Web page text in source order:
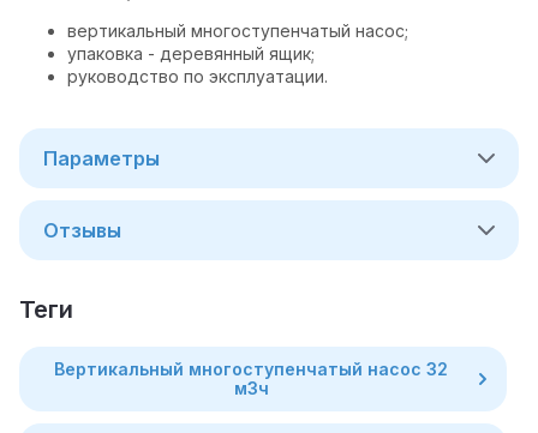
вертикальный многоступенчатый насос;
упаковка - деревянный ящик;
руководство по эксплуатации.
Параметры
Отзывы
теги
Вертикальный многоступенчатый насос 32
м3ч